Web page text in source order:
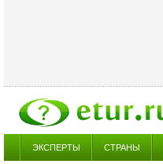
ЭКСПЕРТЫ СТРАНЫ